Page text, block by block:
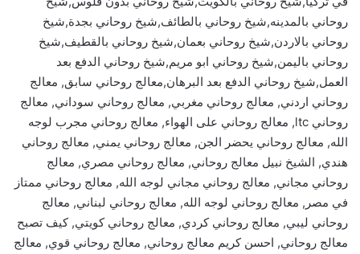
روحاني بالمدينه,شيخ روحاني بالطائف,شيخ روحاني بجدة,شيخ
روحاني بالاردن,شيخ روحاني بعمان,شيخ روحاني بالقطيف,شيخ
روحاني باليمن,شيخ روحاني ابو مريم,شيخ روحاني الدفع بعد
العمل,شيخ روحاني الدفع بعد البرهان,معالج روحاني سابق, معالج
روحاني اردني, معالج روحاني مغربي, معالج روحاني سوداني, معالج
روحاني ltc, معالج روحاني على الهواء, معالج روحاني مجرب لوجه
الله, معالج روحاني يحضر الجن, معالج روحاني يمني, معالج روحاني
هندي, الشيخ نبيل معالج روحاني, معالج روحاني مصري, معالج
روحاني مجاني, معالج روحاني مجاني لوجه الله, معالج روحاني ممتاز
في مصر, معالج روحاني لوجه الله, معالج روحاني لبناني, معالج
روحاني ليبي, معالج روحاني كردي, معالج روحاني كويتي, كيف تصبح
معالج روحاني, احسن كريم معالج روحاني, معالج روحاني قوي, معالج